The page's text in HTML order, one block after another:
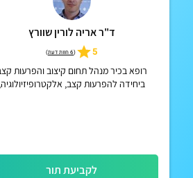
ד"ר אריה לורין שוורץ
5
(6 חוות דעת )
רופא בכיר מנהל תחום קיצוב והפרעות
ביחידה להפרעות קצב, אלקטרופיזיולוגיה,
לקביעת תור